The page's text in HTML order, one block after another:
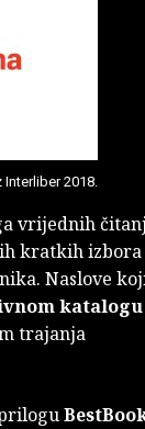
2018.
vrijednih
kratkih izbora
Naslove
katalogu
trajanja